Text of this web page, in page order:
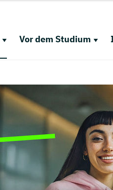
Vor dem Studium